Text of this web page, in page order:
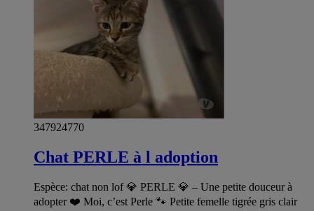
347924770
Chat PERLE à l adoption
Espèce: chat non lof 💎 PERLE 💎 – Une petite douceur à
adopter ❤️ Moi, c’est Perle 🐾 Petite femelle tigrée gris clair